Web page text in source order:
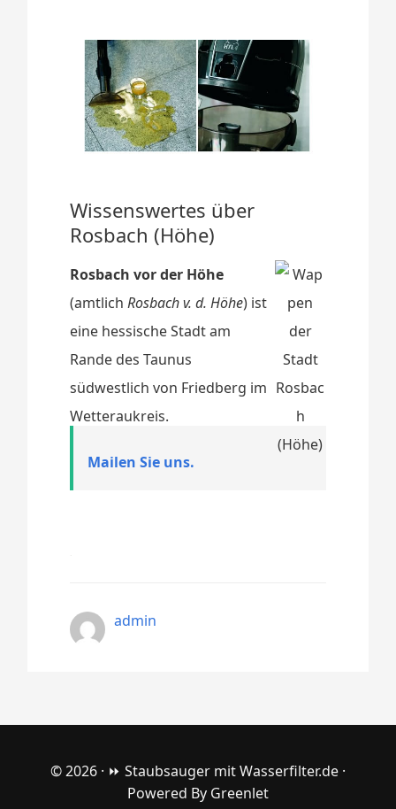
Wissenswertes über
Rosbach (Höhe)
Rosbach vor der Höhe
(amtlichRosbach v. d. Höhe) ist
eine hessische Stadt am
Rande des Taunus
südwestlich von Friedberg im
Wetteraukreis.
Mailen Sie uns.
admin
© 2026 · ⏩ Staubsauger mit Wasserfilter.de ·
Powered By Greenlet